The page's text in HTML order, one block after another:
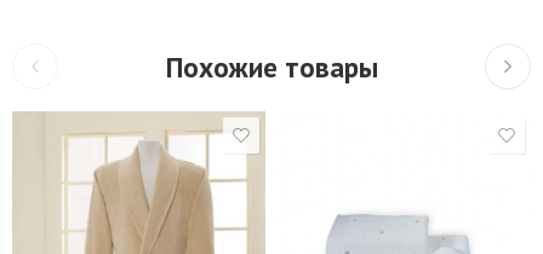
Похожие товары